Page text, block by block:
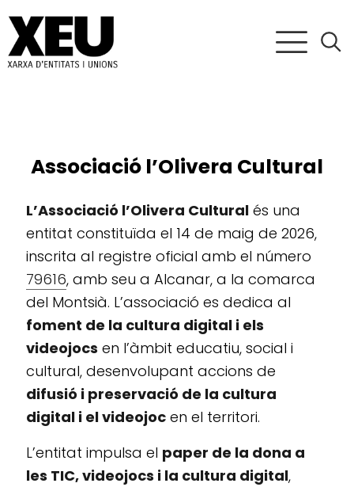
Associació l’Olivera Cultural
L’Associació l’Olivera Cultural és una
entitat constituïda el 14 de maig de 2026,
inscrita al registre oficial amb el número
79616, amb seu a Alcanar, a la comarca
del Montsià. L’associació es dedica al
foment de la cultura digital i els
videojocs en l’àmbit educatiu, social i
cultural, desenvolupant accions de
difusió i preservació de la cultura
digital i el videojoc en el territori.
L’entitat impulsa el paper de la dona a
les TIC, videojocs i la cultura digital,